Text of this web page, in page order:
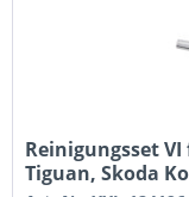
Reinigungsset
Tiguan, Skoda